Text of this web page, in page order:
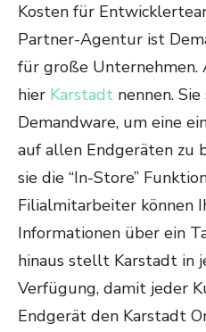
Kosten für
Partner-Agentur ist
für große Unternehmen.
hier Karstadt nennen.
Demandware, um eine
auf allen Endgeräten zu
sie die “In-Store”
Filialmitarbeiter können
Informationen über ein
hinaus stellt Karstadt in
Verfügung, damit jeder
Endgerät den Karstadt